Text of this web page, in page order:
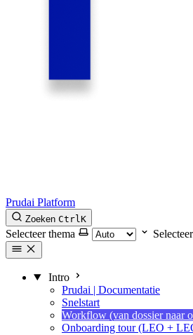
Prudai Platform
Zoeken CtrlK
Selecteer thema
Intro
Prudai | Documentatie
Snelstart
Workflow (van dossier naar
Onboarding tour (LEO +